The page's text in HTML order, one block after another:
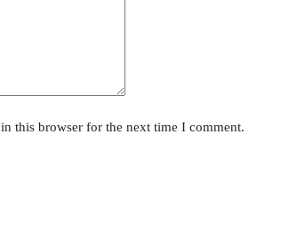
this browser for the next time I comment.